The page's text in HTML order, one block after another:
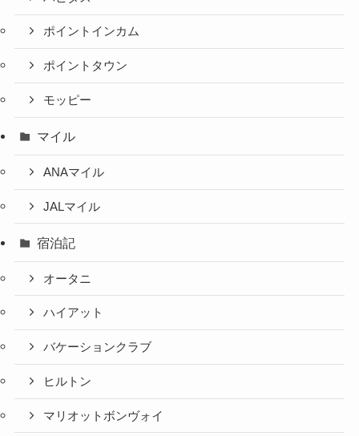
ポイントインカム
ポイントタウン
モッピー
マイル
ANAマイル
JALマイル
宿泊記
オータニ
ハイアット
バケーションクラブ
ヒルトン
マリオットボンヴォイ